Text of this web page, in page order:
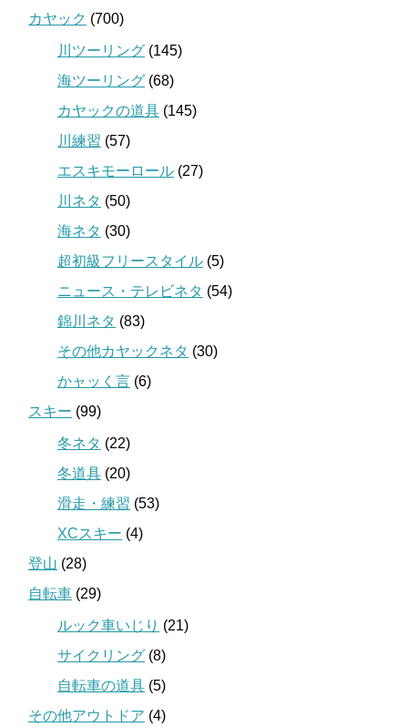
カヤック (700)
川ツーリング (145)
海ツーリング (68)
カヤックの道具 (145)
川練習 (57)
エスキモーロール (27)
川ネタ (50)
海ネタ (30)
超初級フリースタイル (5)
ニュース・テレビネタ (54)
錦川ネタ (83)
その他カヤックネタ (30)
かャッく言 (6)
スキー (99)
冬ネタ (22)
冬道具 (20)
滑走・練習 (53)
XCスキー (4)
登山 (28)
自転車 (29)
ルック車いじり (21)
サイクリング (8)
自転車の道具 (5)
その他アウトドア (4)